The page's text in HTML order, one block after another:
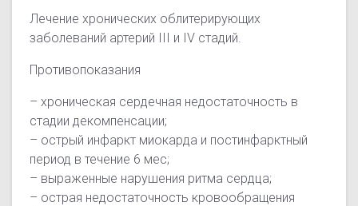
Лечение хронических облитерирующих
заболеваний артерий III и IV стадий.
Противопоказания
– хроническая сердечная недостаточность в
стадии декомпенсации;
– острый инфаркт миокарда и постинфарктный
период в течение 6 мес;
– выраженные нарушения ритма сердца;
– острая недостаточность кровообращения